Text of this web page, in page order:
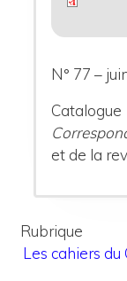
N° 77 –
et de la
Rubrique
Les cahiers du